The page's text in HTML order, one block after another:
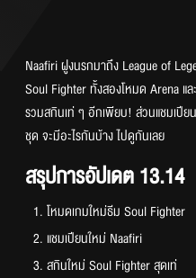
Naafiri ฝูงนรกมาถึง League of
Soul Fighter ทั้งสองโหมด Arena
รวมสกินเท่ ๆ อีกเพียบ! ส่วนแชมเปีย
ชุด จะมีอะไรกันบ้าง ไปดูกันเลย
สรุปการอัปเดต 13.14
โหมดเกมใหม่ธีม Soul Fighter
แชมเปียนใหม่ Naafiri
สกินใหม่ Soul Fighter สุดเท่